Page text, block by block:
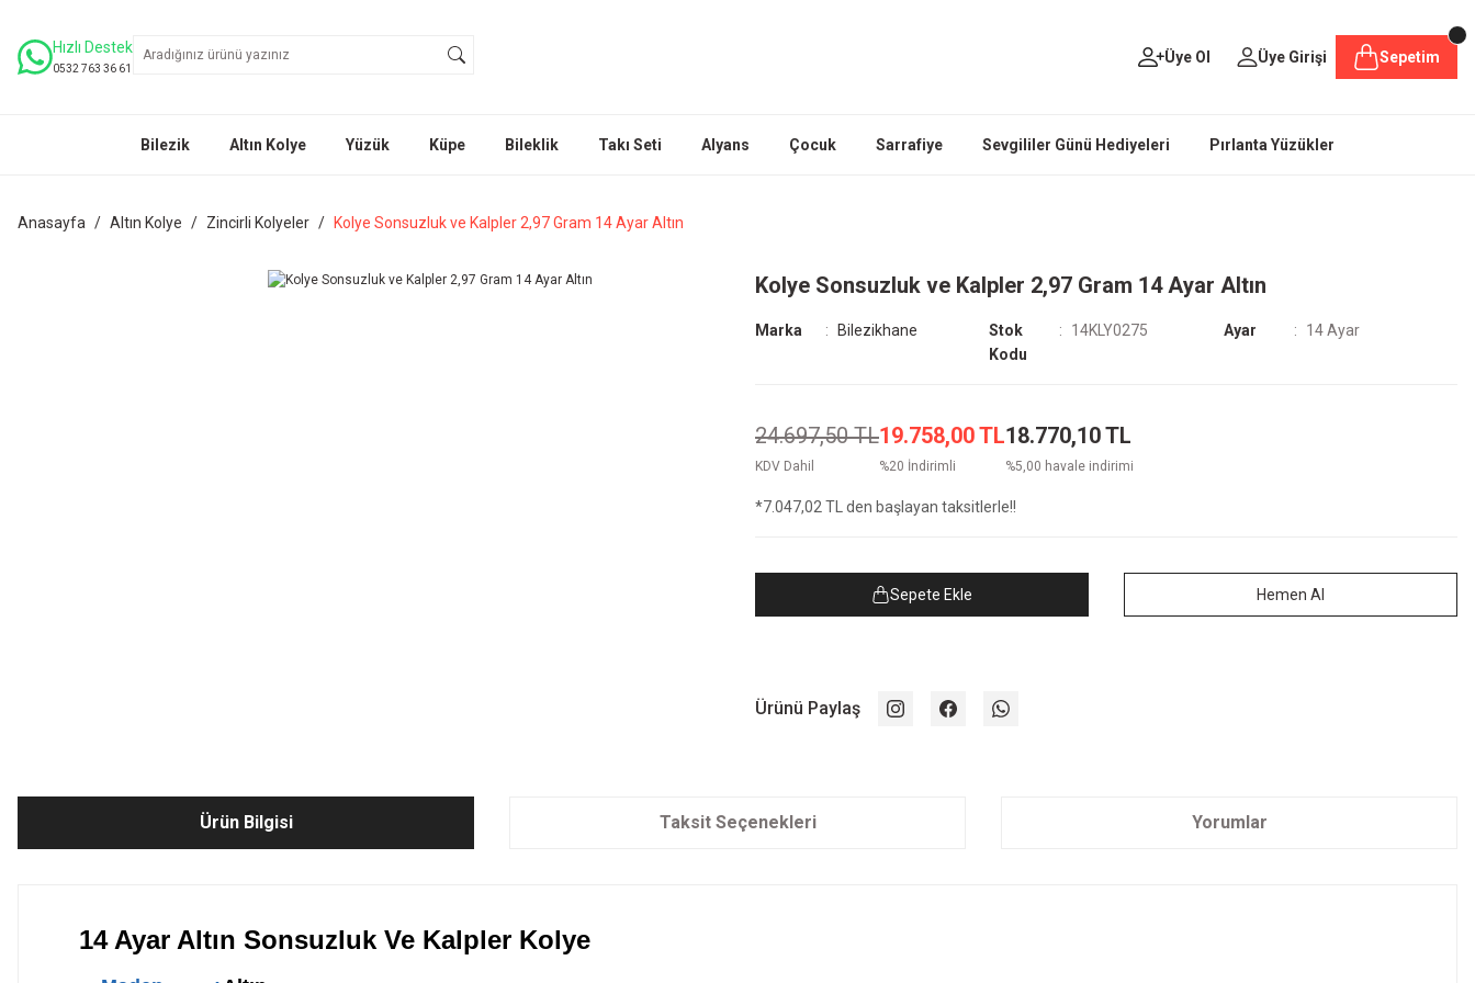
Hızlı Destek
0532 763 36 61
Üye Ol Üye Girişi Sepetim
Bilezik Altın Kolye Yüzük Küpe Bileklik Takı Seti Alyans Çocuk Sarrafiye Sevgililer Günü Hediyeleri Pırlanta Yüzükler
Anasayfa Altın Kolye Zincirli Kolyeler Kolye Sonsuzluk ve Kalpler 2,97 Gram 14 Ayar Altın
Kolye Sonsuzluk ve Kalpler 2,97 Gram 14 Ayar Altın
Marka Bilezikhane
Stok
Kodu
14KLY0275 Ayar 14 Ayar
24.697,50 TL
KDV Dahil
19.758,00 TL
%20 İndirimli
18.770,10 TL
%5,00 havale indirimi
*7.047,02 TL den başlayan taksitlerle!!
Sepete Ekle Hemen Al
Ürünü Paylaş
Ürün Bilgisi Taksit Seçenekleri Yorumlar
14 Ayar Altın Sonsuzluk Ve Kalpler Kolye